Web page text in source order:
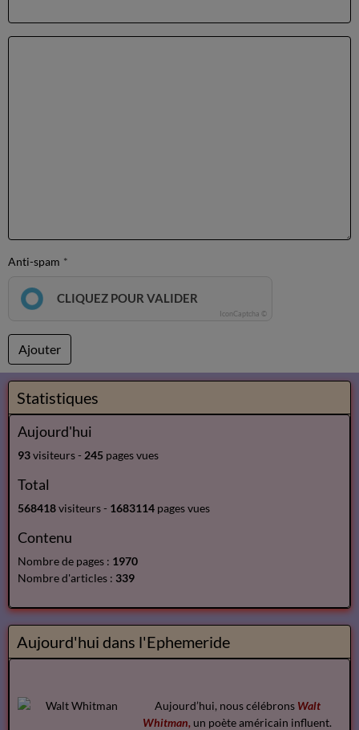
Anti-spam
CLIQUEZ POUR VALIDER
IconCaptcha ©
Ajouter
Statistiques
Aujourd'hui
93visiteurs - 245 pages vues
Total
568418visiteurs - 1683114 pages vues
Contenu
Nombre de pages : 1970
Nombre d'articles : 339
Aujourd'hui dans l'Ephemeride
Aujourd’hui, nous célébrons Walt
Whitman, un poète américain influent.